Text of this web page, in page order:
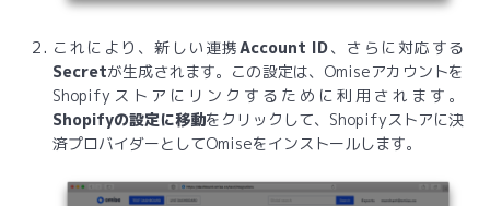
これにより、新しい連携Account ID、さらに対応する
Secretが生成されます。この設定は、Omiseアカウントを
Shopifyストアにリンクするために利用されます。
Shopifyの設定に移動をクリックして、Shopifyストアに決
済プロバイダーとしてOmiseをインストールします。